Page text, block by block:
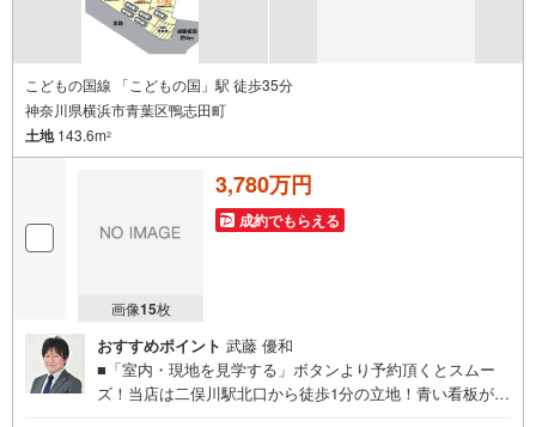
こどもの国線 「こどもの国」駅 徒歩35分
神奈川県横浜市青葉区鴨志田町
土地143.6m2
画像15枚
3,780万円
成約でもらえる
おすすめポイント 武藤 優和
■「室内・現地を見学する」ボタンより予約頂くとスムー
ズ！当店は二俣川駅北口から徒歩1分の立地！青い看板が目